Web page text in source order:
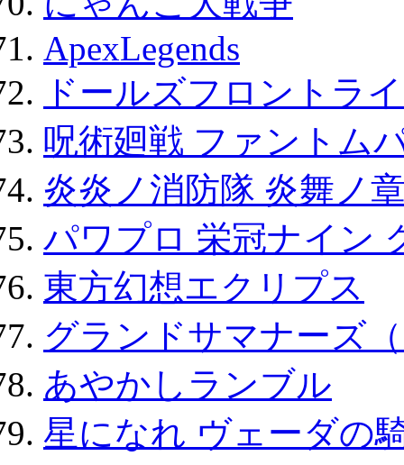
ApexLegends
ドールズフロントラ
呪術廻戦 ファントム
炎炎ノ消防隊 炎舞ノ
パワプロ 栄冠ナイン
東方幻想エクリプス
グランドサマナーズ
あやかしランブル
星になれ ヴェーダの